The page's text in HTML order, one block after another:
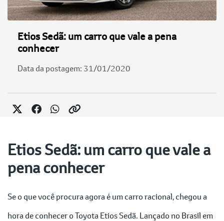
Etios Sedã: um carro que vale a pena
conhecer
Data da postagem: 31/01/2020
Etios Sedã: um carro que vale a
pena conhecer
Se o que você procura agora é um carro racional, chegou a
hora de conhecer o Toyota Etios Sedã. Lançado no Brasil em